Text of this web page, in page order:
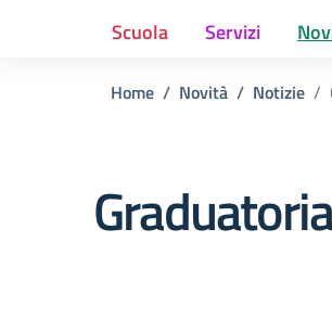
Scuola Servizi
Home Novità Notizie